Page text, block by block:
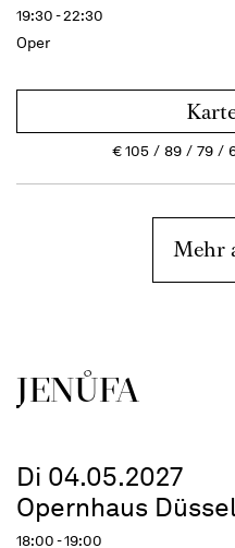
19:30 - 22:30
Oper
€105 89 79
Mehr
JENŮFA
Di 04.05.2027
Opernhaus
18:00 - 19:00